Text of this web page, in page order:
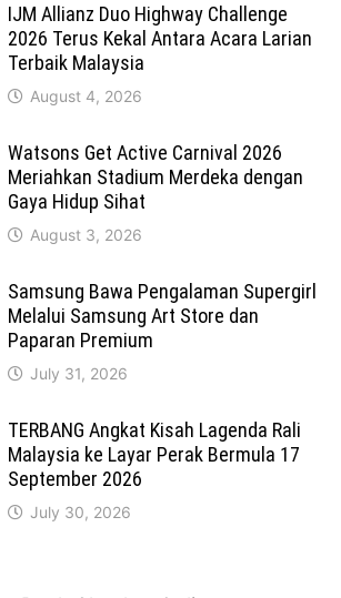
IJM Allianz Duo Highway Challenge
2026 Terus Kekal Antara Acara Larian
Terbaik Malaysia
August 4, 2026
Watsons Get Active Carnival 2026
Meriahkan Stadium Merdeka dengan
Gaya Hidup Sihat
August 3, 2026
Samsung Bawa Pengalaman Supergirl
Melalui Samsung Art Store dan
Paparan Premium
July 31, 2026
TERBANG Angkat Kisah Lagenda Rali
Malaysia ke Layar Perak Bermula 17
September 2026
July 30, 2026